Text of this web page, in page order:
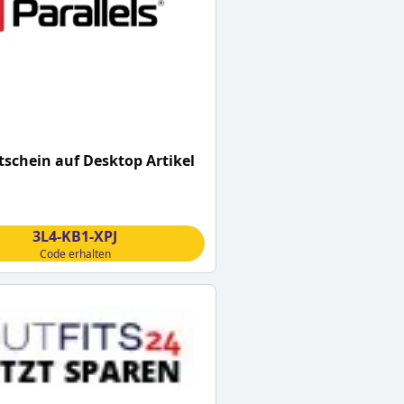
auf Desktop Artikel
3L4-KB1-XPJ
Code erhalten